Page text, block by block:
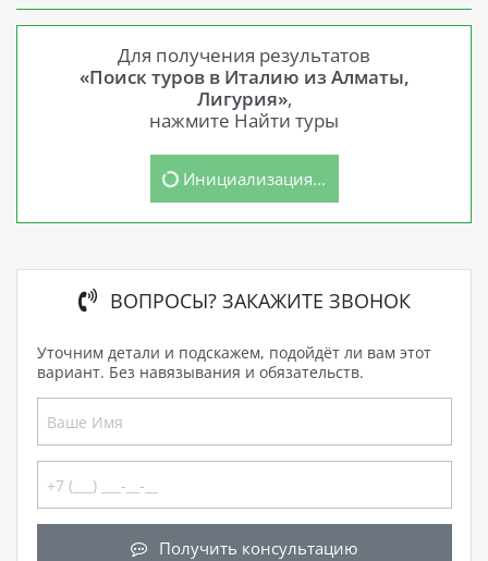
Для получения результатов
«Поиск туров в Италию из Алматы,
Лигурия»,
нажмите Найти туры
Инициализация...
ВОПРОСЫ? ЗАКАЖИТЕ ЗВОНОК
Уточним детали и подскажем, подойдёт ли вам этот
вариант. Без навязывания и обязательств.
Получить консультацию